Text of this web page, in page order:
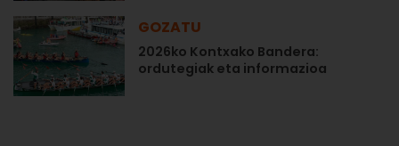
GOZATU
2026ko Kontxako Bandera:
ordutegiak eta informazioa